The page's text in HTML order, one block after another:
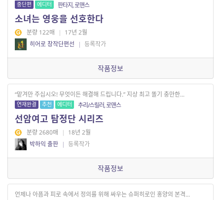
중단편 에디터 판타지, 로맨스
소녀는 영웅을 선호한다
분량 122매 | 17년 2월
히어로 창작단편선
| 등록작가
작품정보
“맡겨만 주십시오! 무엇이든 해결해 드립니다.” 지상 최고 똘기 충만한...
연재완결 추천 에디터 추리/스릴러, 로맨스
선암여고 탐정단 시리즈
분량 2680매 | 18년 2월
박하익 출판 | 등록작가
작품정보
언제나 아픔과 피로 속에서 정의를 위해 싸우는 슈퍼히로인 홍양의 본격...